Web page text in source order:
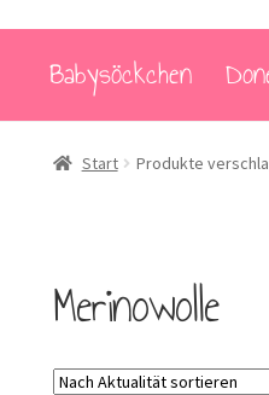
Babysöckchen
Start Produkte
Merinowolle